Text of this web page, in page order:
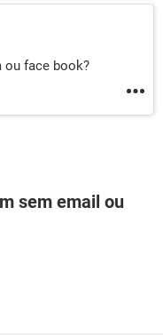
face book?
sem email ou